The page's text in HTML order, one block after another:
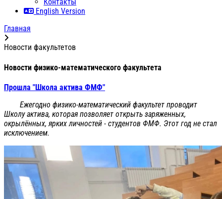
Контакты
English Version
Главная
Новости факультетов
Новости физико-математического факультета
Прошла "Школа актива ФМФ"
Ежегодно физико-математический факультет проводит
Школу актива, которая позволяет открыть заряженных,
окрылённых, ярких личностей - студентов ФМФ. Этот год не стал
исключением.